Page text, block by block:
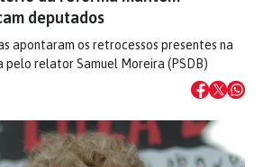
deputados
apontaram os retrocessos presentes na
relator Samuel Moreira (PSDB)